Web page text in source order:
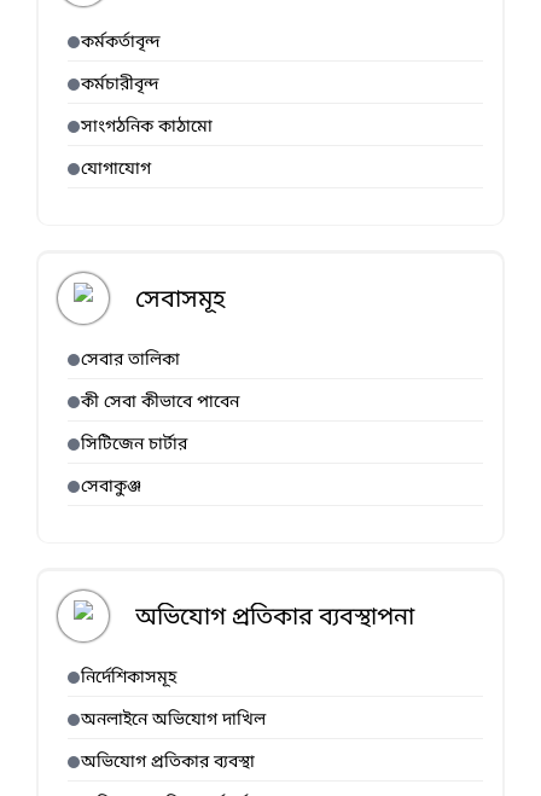
কর্মকর্তাবৃন্দ
কর্মচারীবৃন্দ
সাংগঠনিক কাঠামো
যোগাযোগ
সেবাসমূহ
সেবার তালিকা
কী সেবা কীভাবে পাবেন
সিটিজেন চার্টার
সেবাকুঞ্জ
অভিযোগ প্রতিকার ব্যবস্থাপনা
নির্দেশিকাসমূহ
অনলাইনে অভিযোগ দাখিল
অভিযোগ প্রতিকার ব্যবস্থা